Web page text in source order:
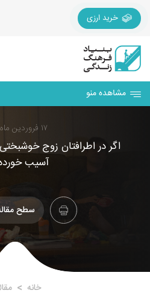
خرید ارزی
مشاهده منو
۱۷ فروردین ماه ۱۳۹۸
اگر در اطرافتان زوج
آسیب
سطح
خانه